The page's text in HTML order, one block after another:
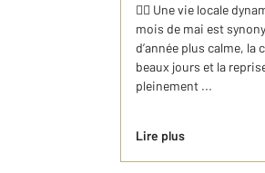
🚴‍♂️ Une vie locale
mois de mai est
d’année plus calme,
beaux jours et la
pleinement ...
Lire plus